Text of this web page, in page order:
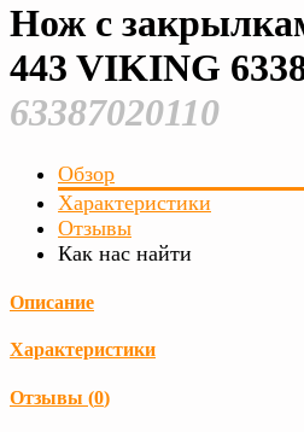
Нож с
443 VIKING
63387020110
Обзор
Характеристики
Отзывы
Как нас найти
Описание
Характеристики
Отзывы (0)